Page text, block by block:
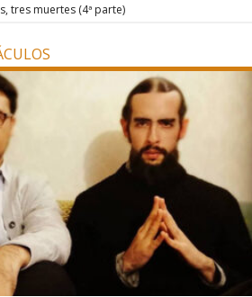
tres muertes (4ª parte)